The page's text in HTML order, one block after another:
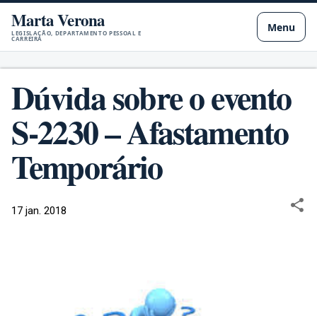
Pular para o conteúdo principal
Marta Verona
LEGISLAÇÃO, DEPARTAMENTO PESSOAL E
CARREIRA
Menu
Dúvida sobre o evento
S-2230 – Afastamento
Temporário
17 jan. 2018